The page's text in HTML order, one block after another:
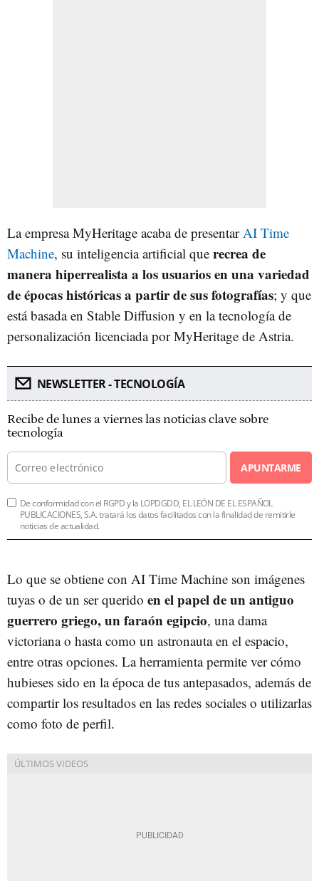
La empresa MyHeritage acaba de presentarAI Time
Machine, su inteligencia artificial que recrea de
manera hiperrealista a los usuarios en una variedad
de épocas históricas a partir de sus fotografías; y que
está basada en Stable Diffusion y en la tecnología de
personalización licenciada por MyHeritage de Astria.
NEWSLETTER - TECNOLOGÍA
Recibe de lunes a viernes las noticias clave sobre
tecnología
APUNTARME
De conformidad con el RGPD y la LOPDGDD, EL LEÓN DE EL ESPAÑOL
PUBLICACIONES, S.A. tratará los datos facilitados con la finalidad de remitirle
noticias de actualidad.
Lo que se obtiene con AI Time Machine son imágenes
tuyas o de un ser querido en el papel de un antiguo
guerrero griego, un faraón egipcio, una dama
victoriana o hasta como un astronauta en el espacio,
entre otras opciones. La herramienta permite ver cómo
hubieses sido en la época de tus antepasados, además de
compartir los resultados en las redes sociales o utilizarlas
como foto de perfil.